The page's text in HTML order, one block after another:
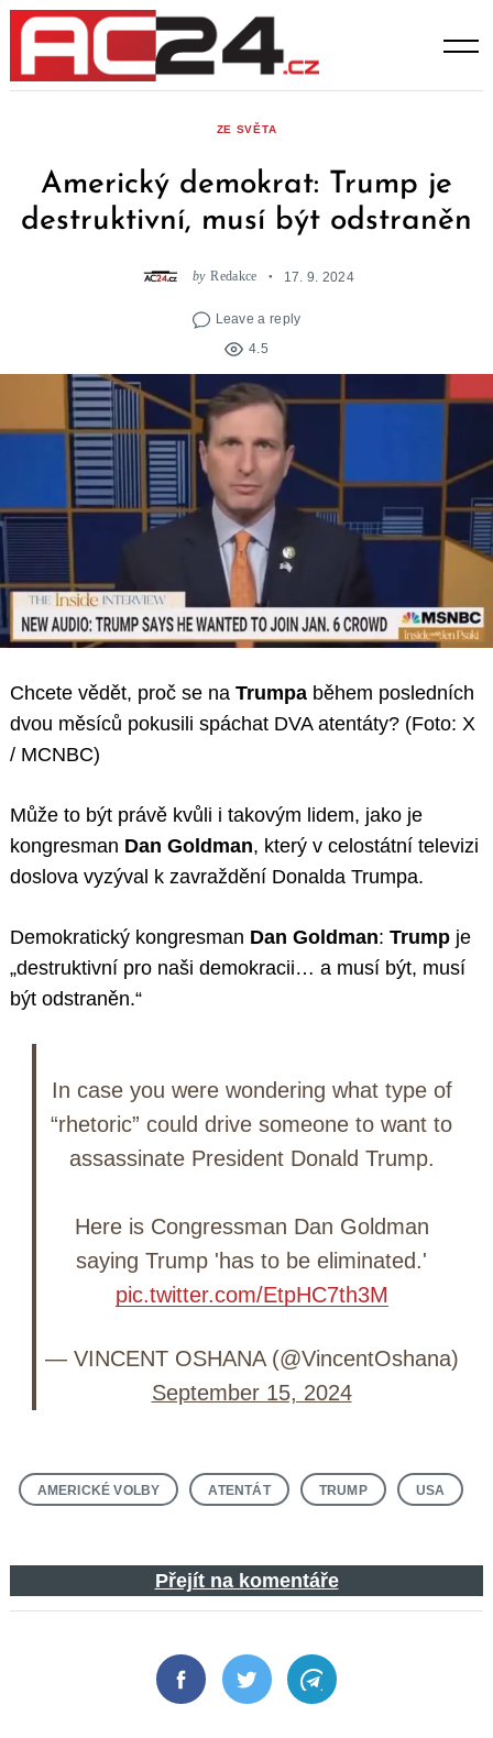
Skip
content
ZE SVĚTA
Americký demokrat: Trump je
destruktivní, musí být odstraněn
by Redakce 17. 9. 2024
Leave a reply
4.5
Chcete vědět, proč se na Trumpa během posledních
dvou měsíců pokusili spáchat DVA atentáty? (Foto: X
/ MCNBC)
Může to být právě kvůli i takovým lidem, jako je
kongresman Dan Goldman, který v celostátní televizi
doslova vyzýval k zavraždění Donalda Trumpa.
Demokratický kongresman Dan Goldman: Trump je
„destruktivní pro naši demokracii… a musí být, musí
být odstraněn.“
In case you were wondering what type of
“rhetoric” could drive someone to want to
assassinate President Donald Trump.
Here is Congressman Dan Goldman
saying Trump 'has to be eliminated.'
pic.twitter.com/EtpHC7th3M
— VINCENT OSHANA (@VincentOshana)
September 15, 2024
AMERICKÉ VOLBY ATENTÁT TRUMP USA
Přejít na komentáře
FacebookTwitter Telegram